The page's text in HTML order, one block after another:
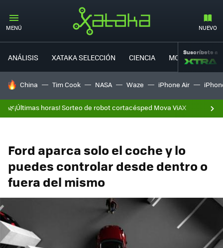
MENÚ NUEVO
ANÁLISIS XATAKA SELECCIÓN CIENCIA MOVILIDAD
Suscríbete a
HOY SE HABLA DE
China Tim Cook NASA Waze iPhone Air
🌿¡Últimas horas! Sorteo de robot cortacésped Mova ViAX
Ford aparca solo el coche y lo
puedes controlar desde dentro o
fuera del mismo